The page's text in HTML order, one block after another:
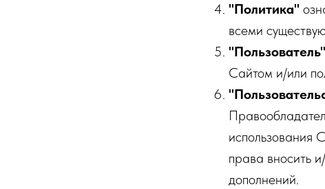
"Политика"
всеми
"Пользователь"
Сайтом и/или
использования
права вносить
дополнений.